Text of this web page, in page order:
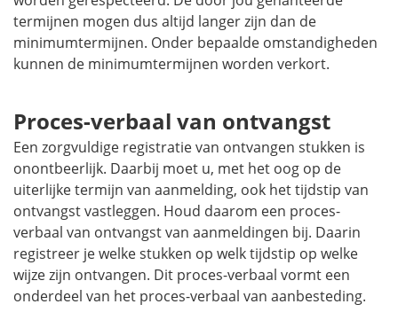
termijnen mogen dus altijd langer zijn dan de
minimumtermijnen. Onder bepaalde omstandigheden
kunnen de minimumtermijnen worden verkort.
Proces-verbaal van ontvangst
Een zorgvuldige registratie van ontvangen stukken is
onontbeerlijk. Daarbij moet u, met het oog op de
uiterlijke termijn van aanmelding, ook het tijdstip van
ontvangst vastleggen. Houd daarom een proces-
verbaal van ontvangst van aanmeldingen bij. Daarin
registreer je welke stukken op welk tijdstip op welke
wijze zijn ontvangen. Dit proces-verbaal vormt een
onderdeel van het proces-verbaal van aanbesteding.